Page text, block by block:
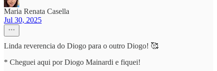
Maria Renata Casella
Jul 30, 2025
Linda reverencia do Diogo para o outro Diogo! 🥰
* Cheguei aqui por Diogo Mainardi e fiquei!